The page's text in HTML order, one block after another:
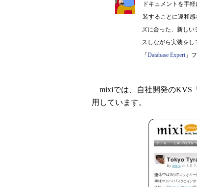
ドキュメントを手
装することに違和
ズに合った、新しい
スしながら実装をし
「 Database Expert」
mixiでは、自社開発のKVS「
用しています。